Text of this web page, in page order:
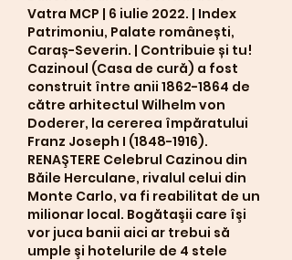
Vatra MCP | 6 iulie 2022. | Index
Patrimoniu, Palate românești,
Caraș-Severin. | Contribuie și tu!
Cazinoul (Casa de cură) a fost
construit între anii 1862-1864 de
către arhitectul Wilhelm von
Doderer, la cererea împăratului
Franz Joseph I (1848-1916).
RENAŞTERE Celebrul Cazinou din
Băile Herculane, rivalul celui din
Monte Carlo, va fi reabilitat de un
milionar local. Bogătaşii care îşi
vor juca banii aici ar trebui să
umple şi hotelurile de 4 stele